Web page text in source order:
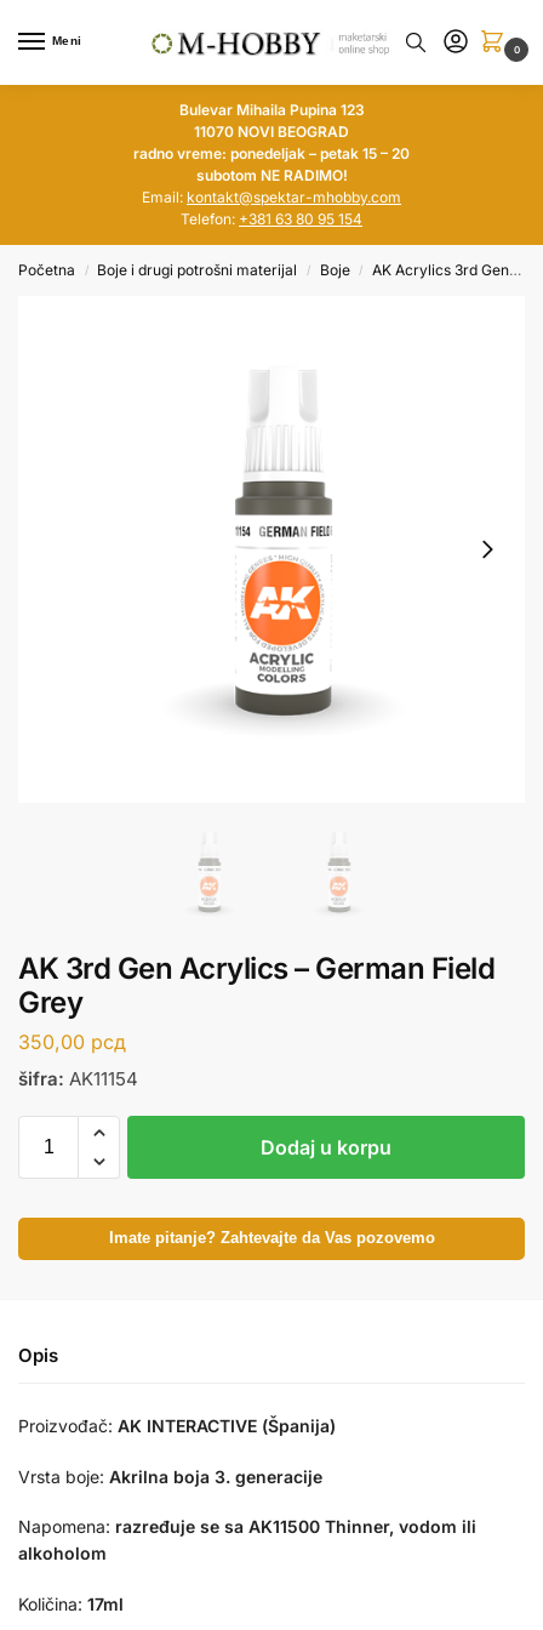
Meni
0
Bulevar Mihaila Pupina 123
11070 NOVI BEOGRAD
radno vreme: ponedeljak – petak 15 – 20
subotom NE RADIMO!
Email: kontakt@spektar-mhobby.com
Telefon: +381 63 80 95 154
Početna / Boje i drugi potrošni materijal / Boje / AK Acrylics 3rd Generation
AK 3rd Gen Acrylics – German Field
Grey
350,00 рсд
šifra: AK11154
Dodaj u korpu
Imate pitanje? Zahtevajte da Vas pozovemo
Opis
Proizvođač: AK INTERACTIVE (Španija)
Vrsta boje: Akrilna boja 3. generacije
Napomena: razređuje se sa AK11500 Thinner, vodom ili
alkoholom
Količina: 17ml